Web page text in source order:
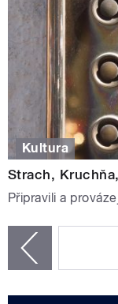
Kultura
Strach,
Připravili a